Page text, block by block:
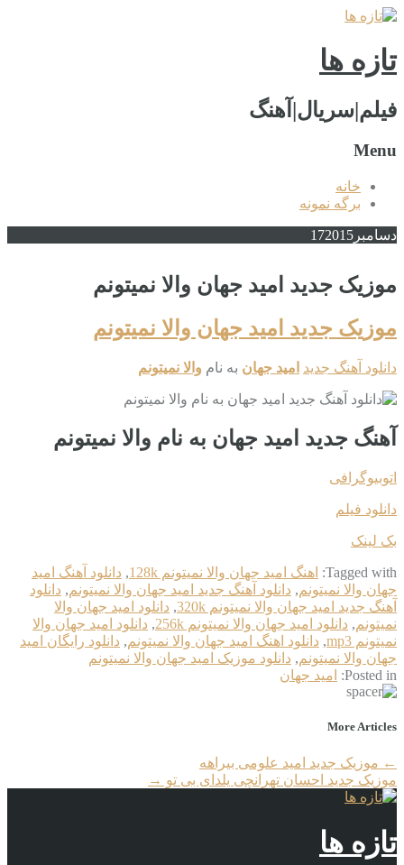
تازه ها
فیلم|سریال|آهنگ
Menu
خانه
برگه نمونه
دسامبر 172015
موزیک جدید امید جهان والا نمیتونم
موزیک جدید امید جهان والا نمیتونم
دانلود آهنگ جدید امید جهان به نام والا نمیتونم
آهنگ جدید امید جهان به نام والا نمیتونم
اتوبیوگرافی
دانلود فیلم
بک لینک
Tagged with: اهنگ امید جهان والا نمیتونم 128k , دانلود آهنگ امید
جهان والا نمیتونم, دانلود آهنگ جدید امید جهان والا نمیتونم, دانلود
آهنگ جدید امید جهان والا نمیتونم 320k
, دانلود امید جهان والا
نمیتونم, دانلود امید جهان والا نمیتونم 256k , دانلود امید جهان والا
نمیتونم mp3
, دانلود اهنگ امید جهان والا نمیتونم, دانلود رایگان امید
جهان والا نمیتونم, دانلود موزیک امید جهان والا نمیتونم
Posted in:
امید جهان
More Articles
← موزیک جدید امید علومی بیراهه
موزیک جدید احسان تهرانچی یلدای بی تو →
تازه ها